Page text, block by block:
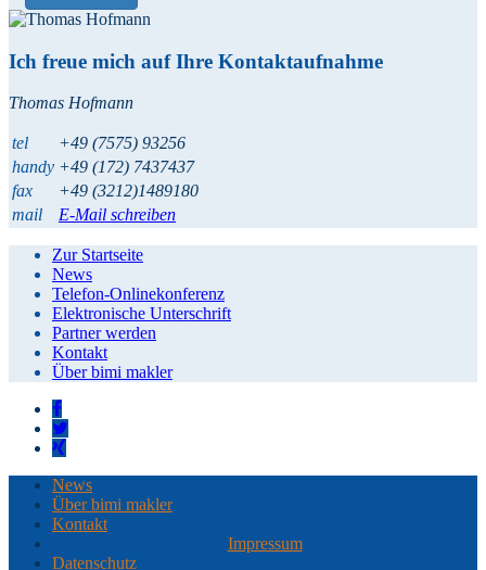
Ich freue mich auf Ihre Kontaktaufnahme
Thomas Hofmann
tel
+49 (7575) 93256
handy +49 (172) 7437437
fax
+49 (3212)1489180
mail
E-Mail schreiben
Zur Startseite
News
Telefon-Onlinekonferenz
Elektronische Unterschrift
Partner werden
Kontakt
Über bimi makler
News
Über bimi makler
Kontakt
Impressum
Datenschutz